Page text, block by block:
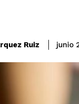
Ruiz junio